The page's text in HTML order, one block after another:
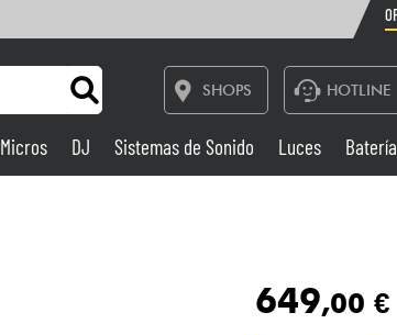
SHOPS HOTLINE
France
Belgique
Nederland
Sistemas de
Micros DJ Sistemas de Sonido Luces
649,00 €